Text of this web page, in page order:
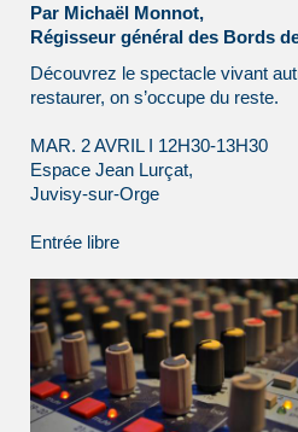
Par Michaël Monnot,
Régisseur général des Bords
Découvrez le spectacle vivant
restaurer, on s’occupe du reste.
MAR. 2 AVRIL I 12H30-13H30
Espace Jean Lurçat,
Juvisy-sur-Orge
Entrée libre